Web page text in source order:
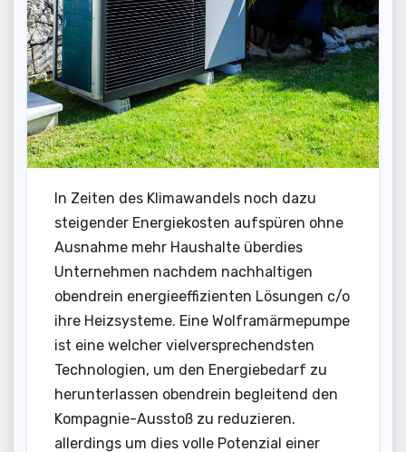
In Zeiten des Klimawandels noch dazu
steigender Energiekosten aufspüren ohne
Ausnahme mehr Haushalte überdies
Unternehmen nachdem nachhaltigen
obendrein energieeffizienten Lösungen c/o
ihre Heizsysteme. Eine Wolframärmepumpe
ist eine welcher vielversprechendsten
Technologien, um den Energiebedarf zu
herunterlassen obendrein begleitend den
Kompagnie-Ausstoß zu reduzieren.
allerdings um dies volle Potenzial einer